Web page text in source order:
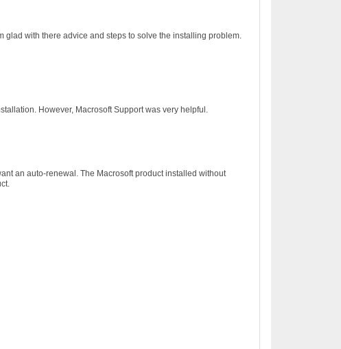
with there advice and steps to solve the installing problem.
However, Macrosoft Support was very helpful.
an auto-renewal. The Macrosoft product installed without